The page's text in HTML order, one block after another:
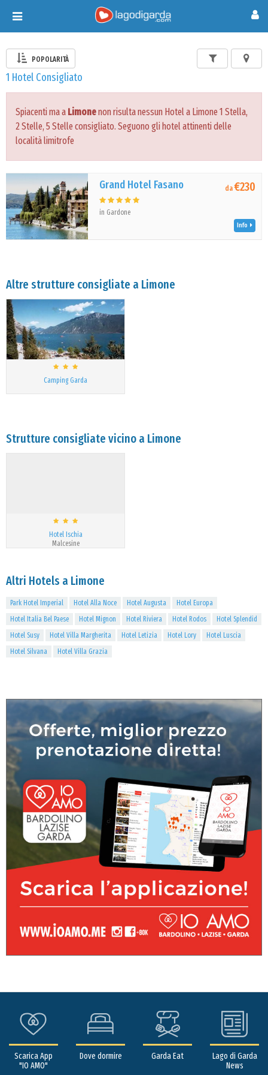
Toggle
navigation
POPOLARITÀ
1 Hotel Consigliato
Spiacenti ma a Limonenon risulta nessun Hotel a Limone 1 Stella,
2 Stelle, 5 Stelle consigliato. Seguono gli hotel attinenti delle
località limitrofe
Grand Hotel Fasano
in Gardone
da€230
Info
Altre strutture consigliate a Limone
Camping Garda
Strutture consigliate vicino a Limone
Hotel Ischia
Malcesine
Altri Hotels a Limone
Park Hotel Imperial Hotel Alla Noce Hotel Augusta
Hotel Europa
Hotel Italia Bel Paese
Hotel Mignon Hotel Riviera Hotel Rodos
Hotel Splendid
Hotel Susy
Hotel Villa Margherita Hotel Letizia Hotel Lory
Hotel Luscia
Hotel Silvana
Hotel Villa Grazia
Scarica App
"IO AMO"
Dove dormire Garda Eat
Lago di Garda
News